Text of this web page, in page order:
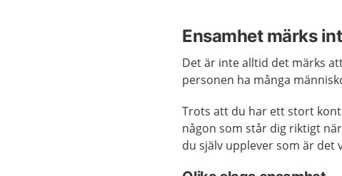
Ensamhet märks
Det är inte alltid det märks
personen ha många
Trots att du har ett stort
någon som står dig riktigt
du själv upplever som är det